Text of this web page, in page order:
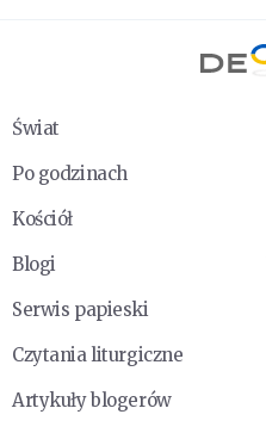
Świat
Po godzinach
Kościół
Blogi
Serwis papieski
Czytania liturgiczne
Artykuły blogerów